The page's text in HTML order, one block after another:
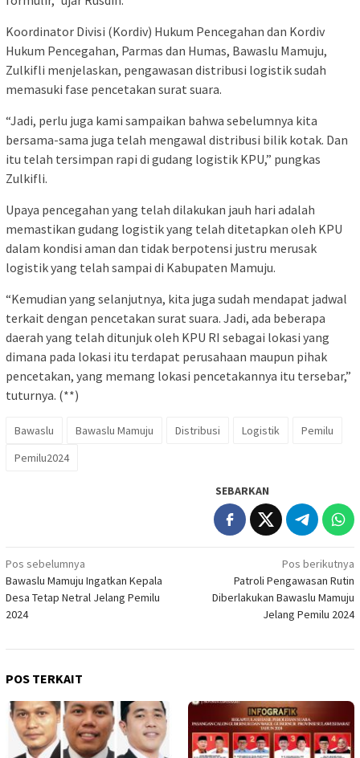
Koordinator Divisi (Kordiv) Hukum Pencegahan dan Kordiv
Hukum Pencegahan, Parmas dan Humas, Bawaslu Mamuju,
Zulkifli menjelaskan, pengawasan distribusi logistik sudah
memasuki fase pencetakan surat suara.
“Jadi, perlu juga kami sampaikan bahwa sebelumnya kita
bersama-sama juga telah mengawal distribusi bilik kotak. Dan
itu telah tersimpan rapi di gudang logistik KPU,” pungkas
Zulkifli.
Upaya pencegahan yang telah dilakukan jauh hari adalah
memastikan gudang logistik yang telah ditetapkan oleh KPU
dalam kondisi aman dan tidak berpotensi justru merusak
logistik yang telah sampai di Kabupaten Mamuju.
“Kemudian yang selanjutnya, kita juga sudah mendapat jadwal
terkait dengan pencetakan surat suara. Jadi, ada beberapa
daerah yang telah ditunjuk oleh KPU RI sebagai lokasi yang
dimana pada lokasi itu terdapat perusahaan maupun pihak
pencetakan, yang memang lokasi pencetakannya itu tersebar,”
tuturnya. (**)
Bawaslu Bawaslu Mamuju Distribusi Logistik
Pemilu
Pemilu2024
SEBARKAN
Navigasi
pos
Pos sebelumnya
Bawaslu Mamuju Ingatkan Kepala
Desa Tetap Netral Jelang Pemilu
2024
Pos berikutnya
Patroli Pengawasan Rutin
Diberlakukan Bawaslu Mamuju
Jelang Pemilu 2024
POS TERKAIT